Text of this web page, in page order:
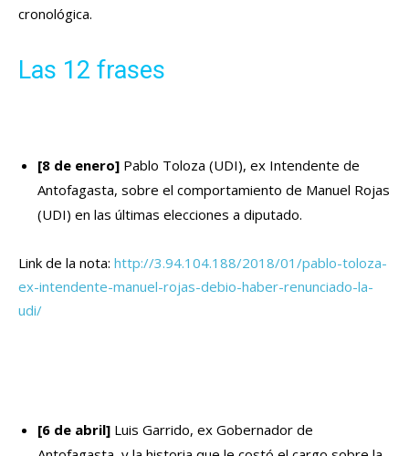
cronológica.
Las 12 frases
[8 de enero] Pablo Toloza (UDI), ex Intendente de
Antofagasta, sobre el comportamiento de Manuel Rojas
(UDI) en las últimas elecciones a diputado.
Link de la nota: http://3.94.104.188/2018/01/pablo-toloza-
ex-intendente-manuel-rojas-debio-haber-renunciado-la-
udi/
[6 de abril] Luis Garrido, ex Gobernador de